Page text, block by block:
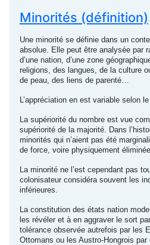
Minorités (définition)
Une minorité se définie dans un
absolue. Elle peut être analysée par
d’une nation, d’une zone
religions, des langues, de la culture
de peau, des liens de parenté…
L’appréciation en est variable selon
La supériorité du nombre est vue
supériorité de la majorité. Dans
minorités qui n’aient pas été
de force, voire physiquement
La minorité ne l’est cependant pas
colonisateur considéra souvent les
inférieures.
La constitution des états nation
les révéler et à en aggraver le sort
tolérance observée autrefois par les
Ottomans ou les Austro-Hongrois par